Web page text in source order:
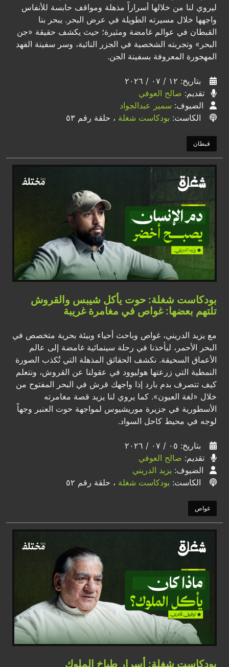
ليروي لنا من خلالها أسراراً مذهلة ومواقف حابسة للأنفاس
واجهها خلال مسيرته الطويلة في عرض البحر. يبحر بنا
القبطان في عوالم غامضة ومثيرة؛ حيث يكشف حقيقة «جن
البحر» وتجربته الشخصية في الجزر النائية، وسر سفينة الفهد
المهجورة المعروفة بسفينة الجن.
بتاريخ: ١٢ / ٠٧ / ٢٠٢٦
تقديم: صالح العوفي
الضيوف: سمير عبدالجواد
الكاست: بودكاست شغلة ، حلقة رقم ٥٣
قبطان
بودكاست شغلة: حوت يأكل شيبس والقروش
تلتهم بعضها: غواص في مغامرة غريبة
مع يزيد الدريني، غواص وباحث أحياء وبيئة بحرية متخصص في
البحر الأحمر، ليأخذنا في رحلة سينمائية غامضة إلى عالم
الأعماق السحيقة. ​نكشف الحقائق المذهلة التي تُكذب الصورة
النمطية التي زرعتها هوليوود في عقولنا عن القروش، ونتعلم
كيف تتصرف بدم بارد إذا واجهك قرش في البحر المفتوح من
خلال «لغة العيون». كما يروي لنا يزيد قصة مغامرته
الأسطورية في جزيرة موريشيوس لمواجهة حوت العنبر وجهاً
لوجه في محيط كاحل السواد.
بتاريخ: ٠٥ / ٠٧ / ٢٠٢٦
تقديم: صالح العوفي
الضيوف: يزيد الدريني
الكاست: بودكاست شغلة ، حلقة رقم ٥٢
غواص
بودكاست شغلة: أسرار طباخ الملوك